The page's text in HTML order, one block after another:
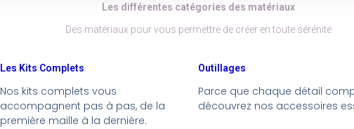
Les différentes catégories des matériaux
Des matériaux pour vous permettre de créer en toute sérénité
Les Kits Complets
Nos kits complets vous
accompagnent pas à pas, de la
première maille à la dernière.
Outillages
Parce que chaque détail
découvrez nos accessoires